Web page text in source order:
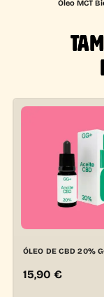
Óleo MCT
ÓLEO DE CBD 20%
15,90 €